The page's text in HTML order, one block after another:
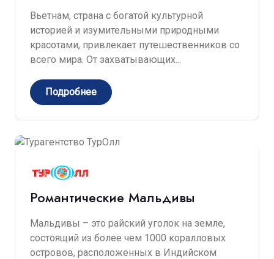
Вьетнам, страна с богатой культурной
историей и изумительными природными
красотами, привлекает путешественников со
всего мира. От захватывающих...
Подробнее
Романтические Мальдивы
Мальдивы – это райский уголок на земле,
состоящий из более чем 1000 коралловых
островов, расположенных в Индийском